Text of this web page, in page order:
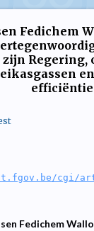
Fedichem
Regering,
efficiëntie
cgi/
Fedichem